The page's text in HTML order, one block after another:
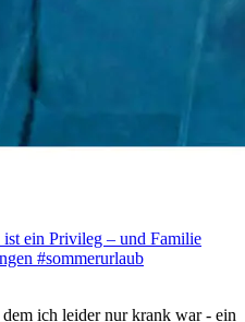
ist ein Privileg – und Familie
#sommerurlaub
ich leider nur krank war - ein